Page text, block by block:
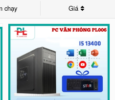
chạy Giá